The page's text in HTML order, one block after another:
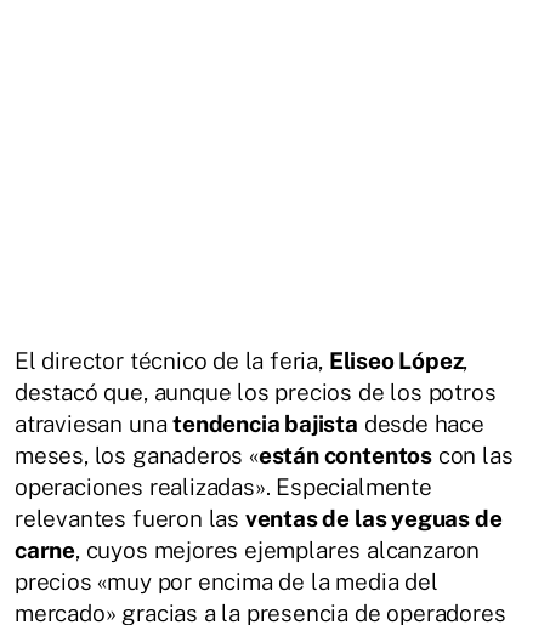
El director técnico de la feria, Eliseo López,
destacó que, aunque los precios de los potros
atraviesan unatendencia bajista desde hace
meses, los ganaderos «están contentoscon las
operaciones realizadas». Especialmente
relevantes fueron las ventas de las yeguas de
carne, cuyos mejores ejemplares alcanzaron
precios «muy por encima de la media del
mercado» gracias a la presencia de operadores